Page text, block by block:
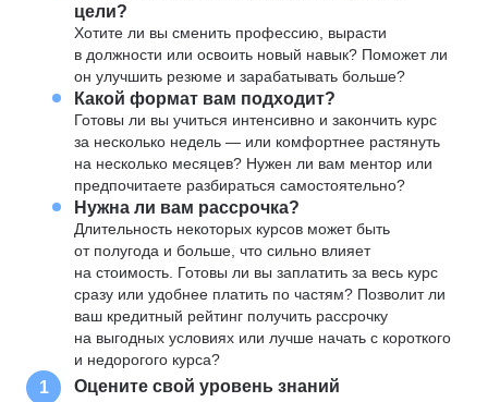
цели?
Хотите ли вы сменить профессию, вырасти
в должности или освоить новый навык? Поможет ли
он улучшить резюме и зарабатывать больше?
Какой формат вам подходит?
Готовы ли вы учиться интенсивно и закончить курс
за несколько недель — или комфортнее растянуть
на несколько месяцев? Нужен ли вам ментор или
предпочитаете разбираться самостоятельно?
Нужна ли вам рассрочка?
Длительность некоторых курсов может быть
от полугода и больше, что сильно влияет
на стоимость. Готовы ли вы заплатить за весь курс
сразу или удобнее платить по частям? Позволит ли
ваш кредитный рейтинг получить рассрочку
на выгодных условиях или лучше начать с короткого
и недорогого курса?
1 Оцените свой уровень знаний